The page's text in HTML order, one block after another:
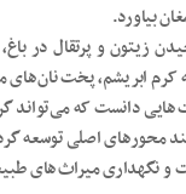
بیاورد.
زیتون و پرتقال در
ابریشم، پخت نان های
دانست که می تواند
محورهای اصلی توسعه
میراث های